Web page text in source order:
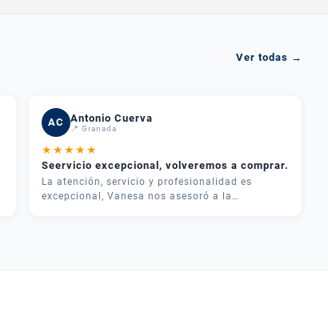
Ver todas →
AC Antonio Cuerva
📍 Granada
★★★★★
Seervicio excepcional, volveremos a comprar.
La atención, servicio y profesionalidad es
excepcional, Vanesa nos asesoró a la